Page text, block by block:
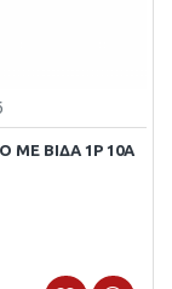
ΒΙΔΑ 1P 10A